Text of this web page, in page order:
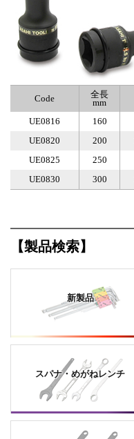
Code
全長
mm
UE0816
160
UE0820
200
UE0825
250
UE0830
300
【製品検索】
新製品
スパナ・めがねレンチ